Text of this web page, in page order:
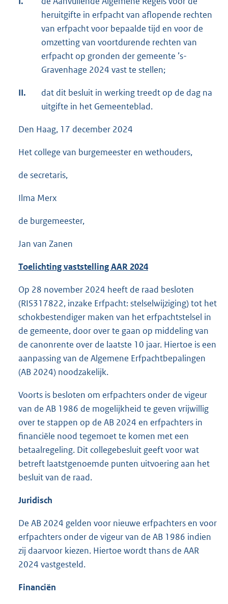
heruitgifte in erfpacht van aflopende rechten
van erfpacht voor bepaalde tijd en voor de
omzetting van voortdurende rechten van
erfpacht op gronden der gemeente ’s-
Gravenhage 2024 vast te stellen;
II.
dat dit besluit in werking treedt op de dag na
uitgifte in het Gemeenteblad.
Den Haag, 17 december 2024
Het college van burgemeester en wethouders,
de secretaris,
Ilma Merx
de burgemeester,
Jan van Zanen
Toelichtingvaststelling AAR 2024
Op 28 november 2024 heeft de raad besloten
(RIS317822, inzake Erfpacht: stelselwijziging) tot het
schokbestendiger maken van het erfpachtstelsel in
de gemeente, door over te gaan op middeling van
de canonrente over de laatste 10 jaar. Hiertoe is een
aanpassing van de Algemene Erfpachtbepalingen
(AB 2024) noodzakelijk.
Voorts is besloten om erfpachters onder de vigeur
van de AB 1986 de mogelijkheid te geven vrijwillig
over te stappen op de AB 2024 en erfpachters in
financiële nood tegemoet te komen met een
betaalregeling. Dit collegebesluit geeft voor wat
betreft laatstgenoemde punten uitvoering aan het
besluit van de raad.
Juridisch
De AB 2024 gelden voor nieuwe erfpachters en voor
erfpachters onder de vigeur van de AB 1986 indien
zij daarvoor kiezen. Hiertoe wordt thans de AAR
2024 vastgesteld.
Financiën